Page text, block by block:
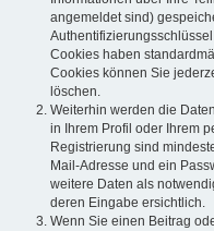
angemeldet sind)
Cookies haben
Cookies können Sie
löschen.
Weiterhin werden die
in Ihrem Profil oder Ihrem
Registrierung sind
Mail-Adresse und ein
weitere Daten als
deren Eingabe ersichtlich.
Wenn Sie einen Beitrag